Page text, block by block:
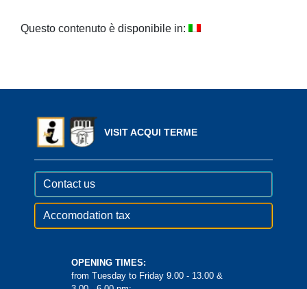
Questo contenuto è disponibile in:
VISIT ACQUI TERME
Contact us
Accomodation tax
OPENING TIMES:
from Tuesday to Friday 9.00 - 13.00 &